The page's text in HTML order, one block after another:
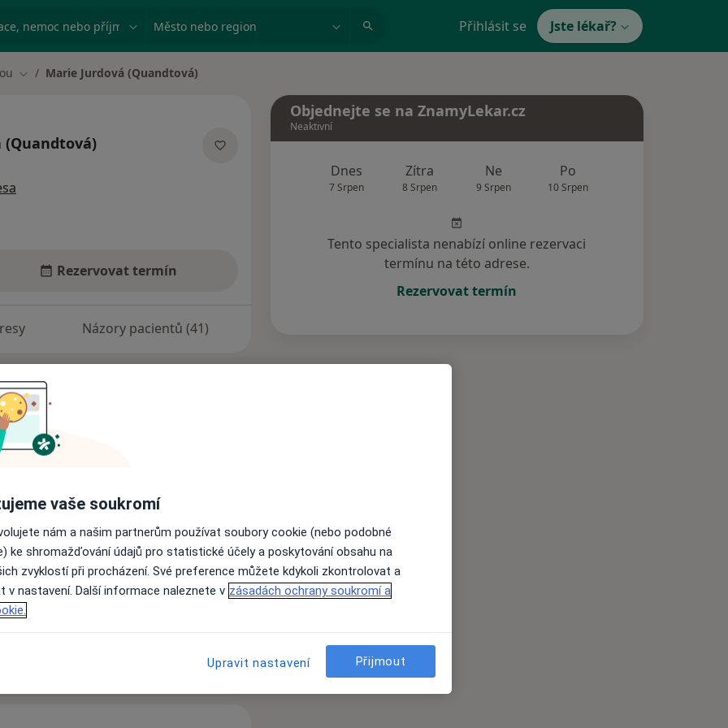
nemoc nebo příjmení Město nebo region Přihlásit se Jste lékař?
Změna města
Marie Jurdová (Quandtová)
(Quandtová)
Rezervovat termín
Názory pacientů (41)
: denně mezi 7:30 - 8:30 preventivní prohlídky,
12:00 -jen objednaní+prevence
ČT 7:00 - 12:00 PÁ 7:00 - 12:00 , upozornění : Dovolená od 15.7 -
nejsou k dispozici
informace o svých službách.
Objednejte se na ZnamyLekar.cz
Neaktivní
Dnes
7 Srpen
Zítra
8 Srpen
Ne
9 Srpen
Po
10 Srpen
Tento specialista nenabízí online rezervaci
termínu na této adrese.
Rezervovat termín
vaše soukromí
nám a našim partnerům používat soubory cookie (nebo podobné
ke shromažďování údajů pro statistické účely a poskytování obsahu na
zvyklostí při procházení. Své preference můžete kdykoli zkontrolovat a
v nastavení. Další informace naleznete v zásadách ochrany soukromí a
Upravit nastavení Přijmout